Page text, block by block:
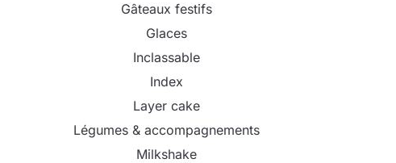
Gâteaux festifs
Glaces
Inclassable
Index
Layer cake
Légumes & accompagnements
Milkshake